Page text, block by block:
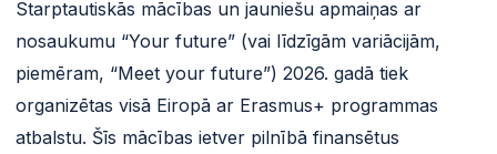
Starptautiskās mācības un jauniešu apmaiņas ar
nosaukumu “Your future” (vai līdzīgām variācijām,
piemēram, “Meet your future”) 2026. gadā tiek
organizētas visā Eiropā ar Erasmus+ programmas
atbalstu. Šīs mācības ietver pilnībā finansētus